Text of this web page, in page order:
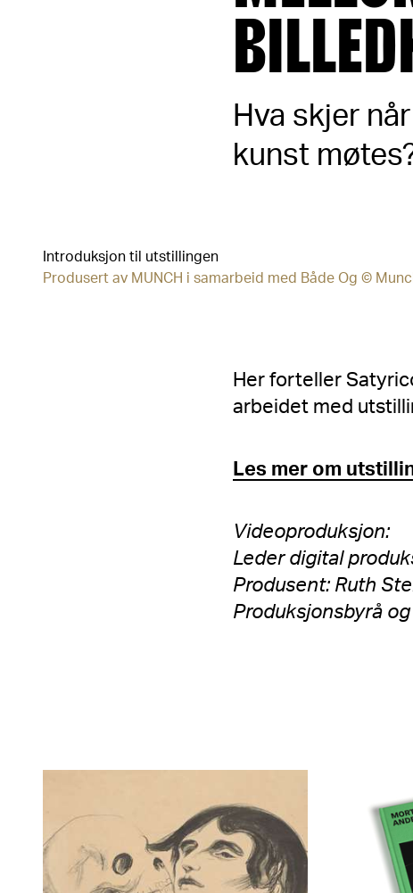
Hva skjer
kunst
Introduksjon til utstillingen
Produsert av MUNCH i samarbeid med Både Og ©
Her forteller
arbeidet med
Les mer om
Videoproduksjon:
Leder digital
Produsent: Ruth
Produksjonsbyrå